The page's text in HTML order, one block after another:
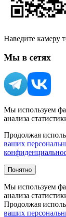
Наведите камеру
Мы в сетях
Мы используем
анализа
Продолжая
ваших
Понятно
Мы используем
анализа
Продолжая
ваших